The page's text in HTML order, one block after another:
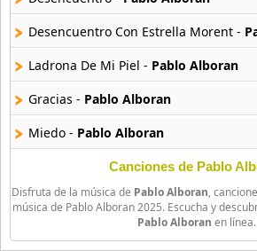
Beret
50 músicas online
Big Time Rush
14 músicas online
Bikeride
61 músicas online
Billie Eilish
Desencuentro Con Estrella Morent -
Ladrona De Mi Piel - Pablo Alboran
Gracias - Pablo Alboran
Miedo - Pablo Alboran
Pablo Alboran
Volver A Empezar -Pablo Alboran
Canciones de Pablo
Disfruta de la música de Pablo Alboran,
música de Pablo Alboran 2025. Escucha y
Pablo Alboran en línea.